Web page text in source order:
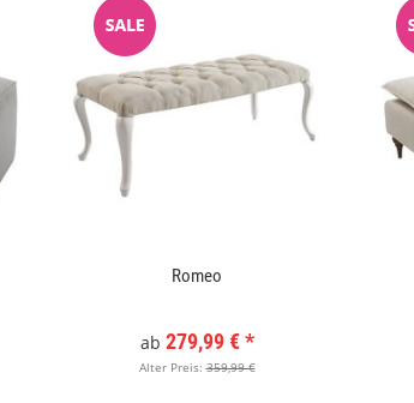
Romeo
ab 279,99 € *
Alter Preis:359,99 €
34,99 €